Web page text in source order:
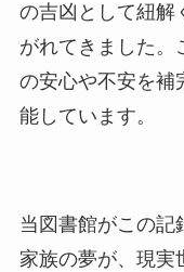
の吉凶として紐解
がれてきました。
の安心や不安を補
能しています。
当図書館がこの記
家族の夢が、現実